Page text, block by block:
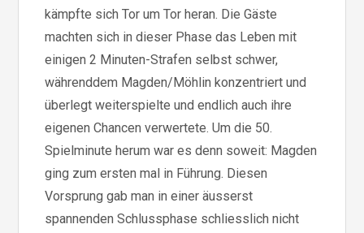
kämpfte sich Tor um Tor heran. Die Gäste
machten sich in dieser Phase das Leben mit
einigen 2 Minuten-Strafen selbst schwer,
währenddem Magden/Möhlin konzentriert und
überlegt weiterspielte und endlich auch ihre
eigenen Chancen verwertete. Um die 50.
Spielminute herum war es denn soweit: Magden
ging zum ersten mal in Führung. Diesen
Vorsprung gab man in einer äusserst
spannenden Schlussphase schliesslich nicht